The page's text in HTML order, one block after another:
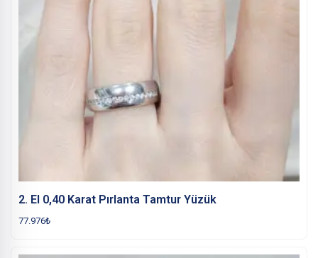
2. El 0,40 Karat Pırlanta Tamtur Yüzük
77.976₺